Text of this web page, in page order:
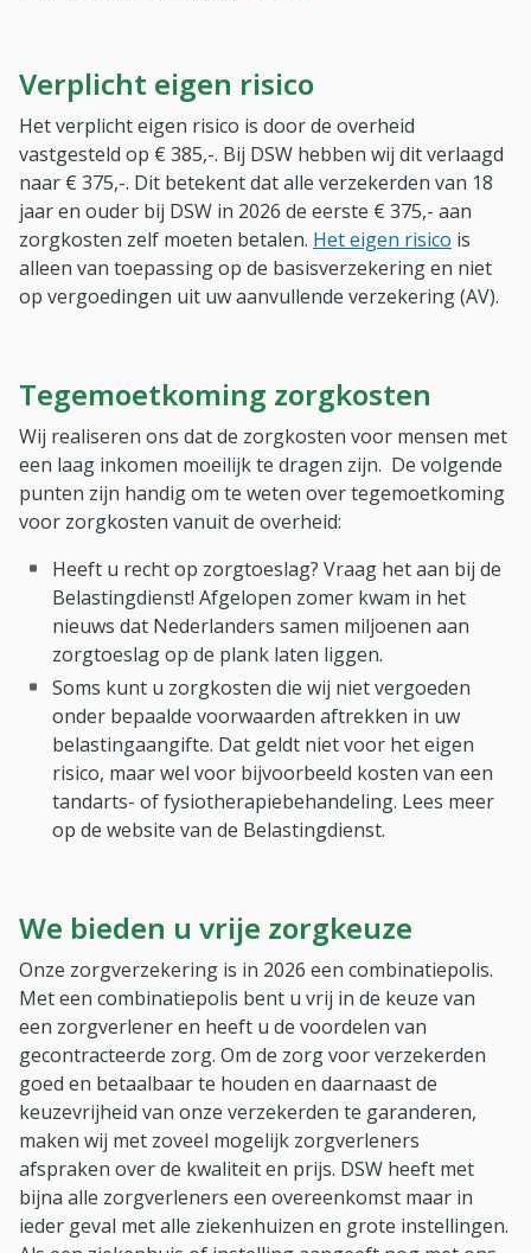
Verplicht eigen risico
Het verplicht eigen risico is door de overheid
vastgesteld op € 385,-. Bij DSW hebben wij dit verlaagd
naar € 375,-. Dit betekent dat alle verzekerden van 18
jaar en ouder bij DSW in 2026 de eerste € 375,- aan
zorgkosten zelf moeten betalen. Het eigen risico is
alleen van toepassing op de basisverzekering en niet
op vergoedingen uit uw aanvullende verzekering (AV).
Tegemoetkoming zorgkosten
Wij realiseren ons dat de zorgkosten voor mensen met
een laag inkomen moeilijk te dragen zijn. De volgende
punten zijn handig om te weten over tegemoetkoming
voor zorgkosten vanuit de overheid:
Heeft u recht op zorgtoeslag? Vraag het aan bij de
Belastingdienst! Afgelopen zomer kwam in het
nieuws dat Nederlanders samen miljoenen aan
zorgtoeslag op de plank laten liggen.
Soms kunt u zorgkosten die wij niet vergoeden
onder bepaalde voorwaarden aftrekken in uw
belastingaangifte. Dat geldt niet voor het eigen
risico, maar wel voor bijvoorbeeld kosten van een
tandarts- of fysiotherapiebehandeling. Lees meer
op de website van de Belastingdienst.
We bieden u vrije zorgkeuze
Onze zorgverzekering is in 2026 een combinatiepolis.
Met een combinatiepolis bent u vrij in de keuze van
een zorgverlener en heeft u de voordelen van
gecontracteerde zorg. Om de zorg voor verzekerden
goed en betaalbaar te houden en daarnaast de
keuzevrijheid van onze verzekerden te garanderen,
maken wij met zoveel mogelijk zorgverleners
afspraken over de kwaliteit en prijs. DSW heeft met
bijna alle zorgverleners een overeenkomst maar in
ieder geval met alle ziekenhuizen en grote instellingen.